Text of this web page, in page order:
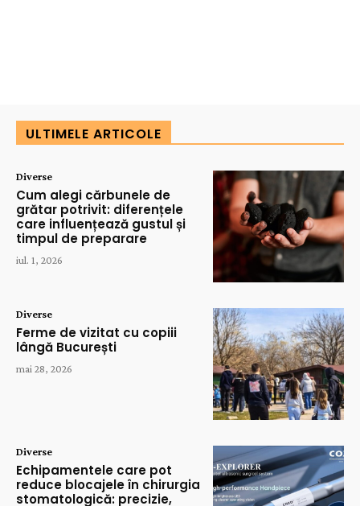
ULTIMELE ARTICOLE
Diverse
Cum alegi cărbunele de
grătar potrivit: diferențele
care influențează gustul și
timpul de preparare
iul. 1, 2026
Diverse
Ferme de vizitat cu copiii
lângă București
mai 28, 2026
Diverse
Echipamentele care pot
reduce blocajele în chirurgia
stomatologică: precizie,